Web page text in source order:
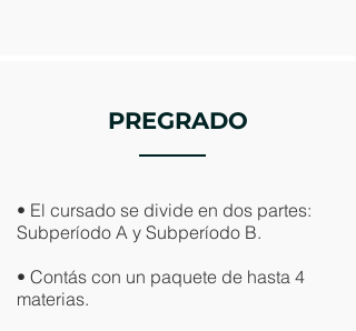
PREGRADO
• El cursado se divide en dos partes:
Subperíodo A y Subperíodo B.
• Contás con un paquete de hasta 4
materias.